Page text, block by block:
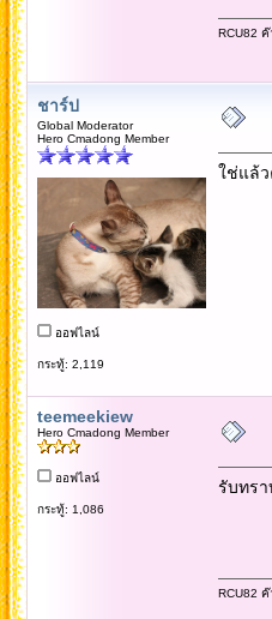
RCU82 ค๊
ชาร์ป
Global Moderator
Hero Cmadong Member
ออฟไลน์
กระทู้: 2,119
ใช่แล้
teemeekiew
Hero Cmadong Member
ออฟไลน์
กระทู้: 1,086
รับทรา
RCU82 ค๊